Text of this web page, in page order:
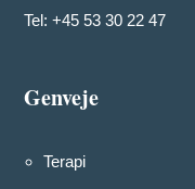
Tel: +45 53 30 22 47
Genveje
Terapi